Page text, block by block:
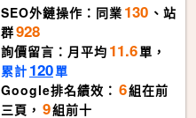
SEO外鏈操作：同業 130 、站
群928
詢價留言：月平均 11.6單，
累計 120單
Google排名績效： 6組在前
三頁， 9組前十